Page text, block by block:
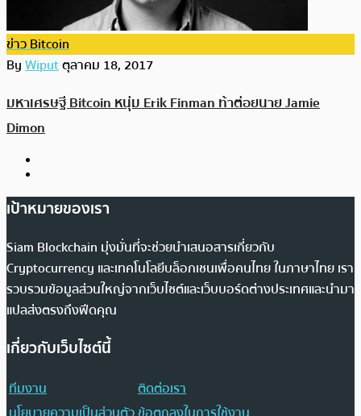
ข่าว Bitcoin
ByWiputตุลาคม 18, 2017
มหาเศรษฐี Bitcoin หนุ่ม Erik Finman ท้าต่อยนาย Jamie
Dimon
เป้าหมายของเรา
Siam Blockchain มุ่งมั่นที่จะช่วยนำเสนอสารเกี่ยวกับ
Cryptocurrency และเทคโนโลยีบล็อกเชนเพื่อคนไทย ในภาษาไทย เรา
รวบรวมข้อมูลส่วนใหญ่จากเว็บไซต์และเว็บบอร์ดต่างประเทศและนำมา
แปลส่งตรงถึงฟีดคุณ
เกี่ยวกับเว็บไซต์นี้
ทีมงาน
ติดต่อเรา